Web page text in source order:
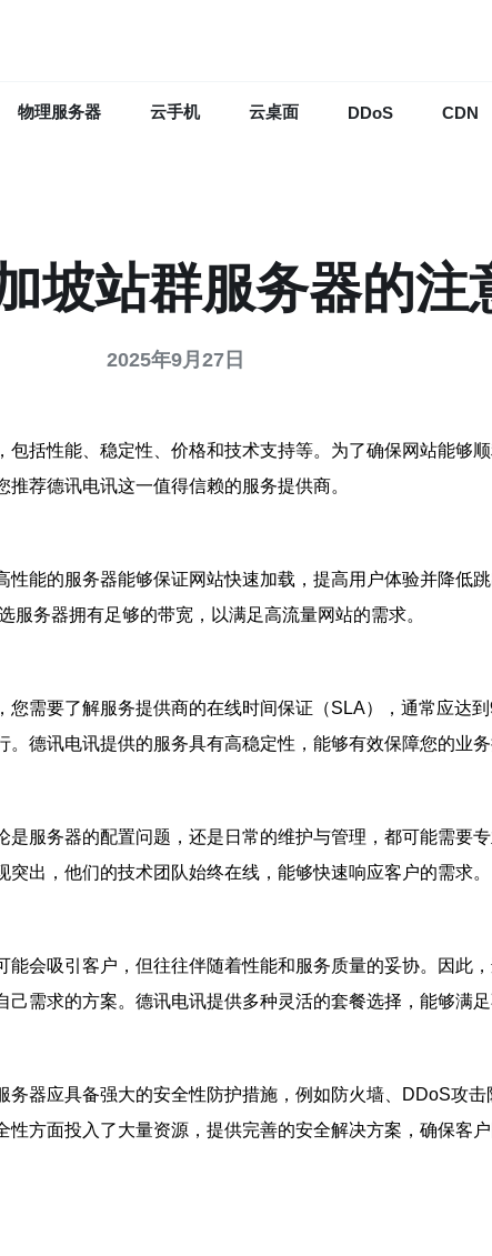
物理服务器 云手机 云桌面 DDoS CDN
坡站群服务器的注
2025年9月27日
括性能、稳定性、价格和技术支持等。为了确保网站能够
荐德讯电讯这一值得信赖的服务提供商。
能的服务器能够保证网站快速加载，提高用户体验并降低
务器拥有足够的带宽，以满足高流量网站的需求。
需要了解服务提供商的在线时间保证（SLA），通常应达
德讯电讯提供的服务具有高稳定性，能够有效保障您的业务
服务器的配置问题，还是日常的维护与管理，都可能需要
出，他们的技术团队始终在线，能够快速响应客户的需求。
会吸引客户，但往往伴随着性能和服务质量的妥协。因此
需求的方案。德讯电讯提供多种灵活的套餐选择，能够满足
器应具备强大的安全性防护措施，例如防火墙、DDoS攻
方面投入了大量资源，提供完善的安全解决方案，确保客户